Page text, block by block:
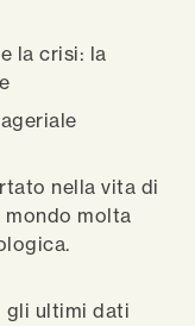
la crisi: la
nella vita di
mondo molta
gli ultimi dati